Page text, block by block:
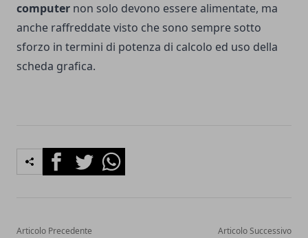
computer non solo devono essere alimentate, ma
anche raffreddate visto che sono sempre sotto
sforzo in termini di potenza di calcolo ed uso della
scheda grafica.
FacebookTwitterWhatsapp
Articolo Precedente Articolo Successivo